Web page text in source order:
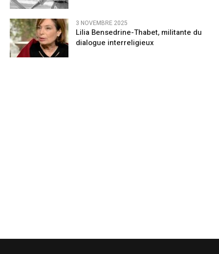
3 NOVEMBRE 2025
Lilia Bensedrine-Thabet, militante du
dialogue interreligieux